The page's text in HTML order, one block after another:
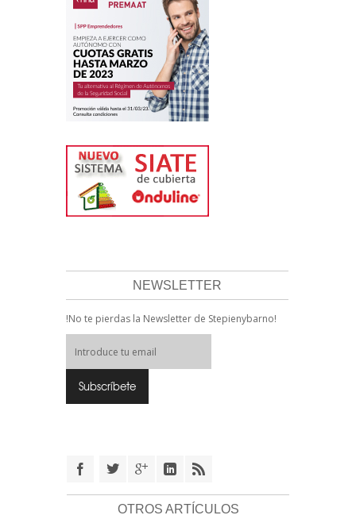
NEWSLETTER
!No te pierdas la Newsletter de Stepienybarno!
OTROS ARTÍCULOS